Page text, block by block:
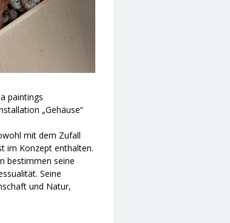
paintings
„Gehäuse“
mit dem Zufall
im Konzept enthalten.
bestimmen seine
Seine
und Natur,